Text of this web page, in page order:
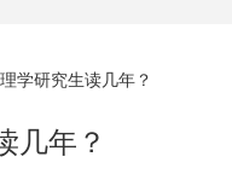
学研究生读几年？
几年？